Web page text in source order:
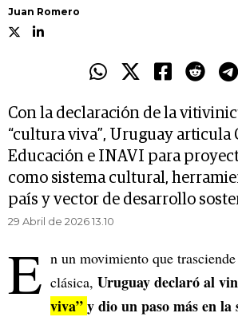
Juan Romero
Con la declaración de la
“cultura viva”, Uruguay articula
Educación e INAVI para
como sistema cultural,
país y vector de desarrollo
29 Abril de 2026 13.10
E n un movimiento que
clásica, Uruguay declaró al
viva”y dio un paso más en la